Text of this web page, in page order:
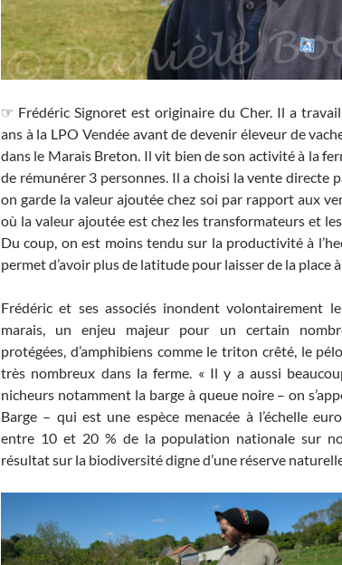
☞ Frédéric Signoret est originaire du Cher. Il a
ans à la LPO Vendée avant de devenir éleveur de
dans le Marais Breton. Il vit bien de son activité à la
de rémunérer 3 personnes. Il a choisi la vente directe
on garde la valeur ajoutée chez soi par rapport aux
où la valeur ajoutée est chez les transformateurs et
Du coup, on est moins tendu sur la productivité à
permet d’avoir plus de latitude pour laisser de la place
Frédéric et ses associés inondent volontairement
marais, un enjeu majeur pour un certain
protégées, d’amphibiens comme le triton crêté, le
très nombreux dans la ferme. « Il y a aussi
nicheurs notamment la barge à queue noire – on
Barge – qui est une espèce menacée à l’échelle
entre 10 et 20 % de la population nationale sur
résultat sur la biodiversité digne d’une réserve